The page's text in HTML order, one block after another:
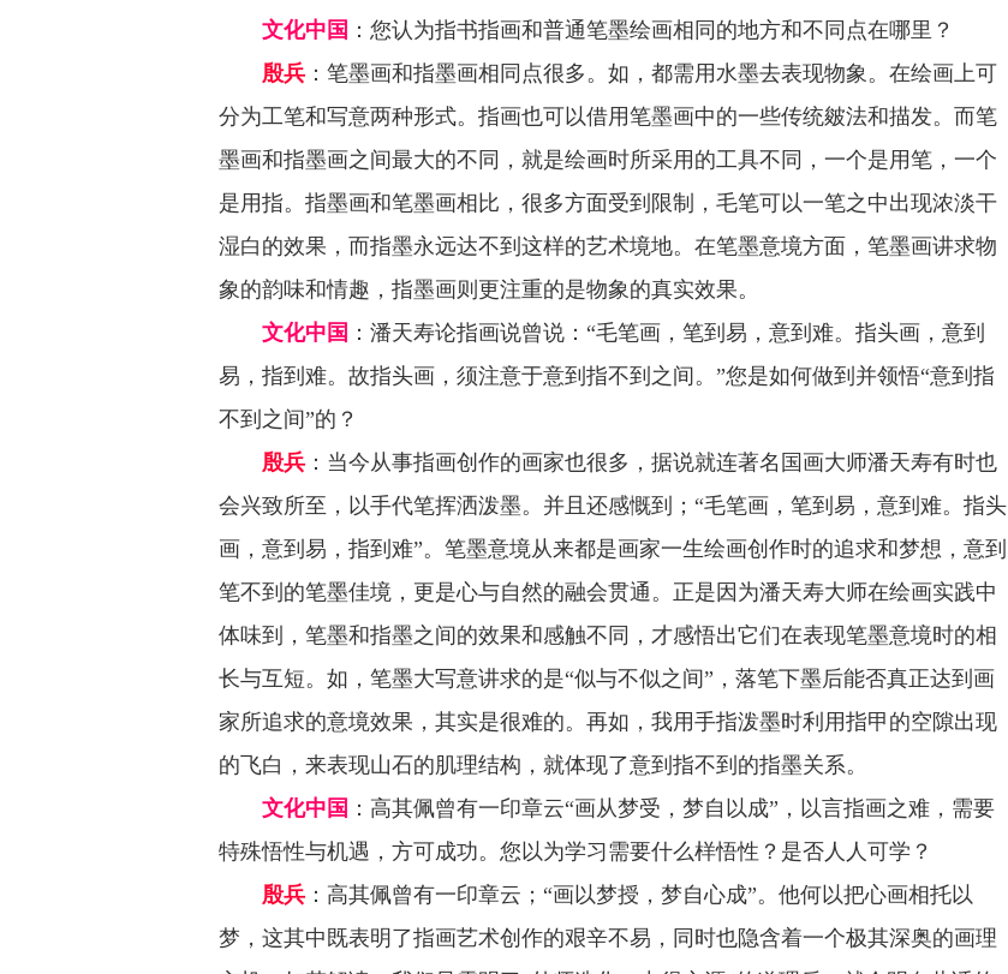
文化中国 ： 您认为指书指画和普通笔墨绘画相同的地方和不同点在哪里？
殷兵 ：笔墨画和指墨画相同点很多。如，都需用水墨去表现物象。在绘画上可
分为工笔和写意两种形式。指画也可以借用笔墨画中的一些传统皴法和描发。而笔
墨画和指墨画之间最大的不同，就是绘画时所采用的工具不同，一个是用笔，一个
是用指。指墨画和笔墨画相比，很多方面受到限制，毛笔可以一笔之中出现浓淡干
湿白的效果，而指墨永远达不到这样的艺术境地。在笔墨意境方面，笔墨画讲求物
象的韵味和情趣，指墨画则更注重的是物象的真实效果。
文化中国 ： 潘天寿论指画说曾说：“毛笔画，笔到易，意到难。指头画，意到
易，指到难。故指头画，须注意于意到指不到之间。”您是如何做到并领悟“意到指
不到之间”的？
殷兵 ：当今从事指画创作的画家也很多，据说就连著名国画大师潘天寿有时也
会兴致所至，以手代笔挥洒泼墨。并且还感慨到；“毛笔画，笔到易，意到难。指头
画，意到易，指到难”。笔墨意境从来都是画家一生绘画创作时的追求和梦想，意到
笔不到的笔墨佳境，更是心与自然的融会贯通。正是因为潘天寿大师在绘画实践中
体味到，笔墨和指墨之间的效果和感触不同，才感悟出它们在表现笔墨意境时的相
长与互短。如，笔墨大写意讲求的是“似与不似之间”，落笔下墨后能否真正达到画
家所追求的意境效果，其实是很难的。再如，我用手指泼墨时利用指甲的空隙出现
的飞白，来表现山石的肌理结构，就体现了意到指不到的指墨关系。
文化中国 ： 高其佩曾有一印章云“画从梦受，梦自以成”，以言指画之难，需要
特殊悟性与机遇，方可成功。您以为学习需要什么样悟性？是否人人可学？
殷兵 ：高其佩曾有一印章云；“画以梦授，梦自心成”。他何以把心画相托以
梦，这其中既表明了指画艺术创作的艰辛不易，同时也隐含着一个极其深奥的画理